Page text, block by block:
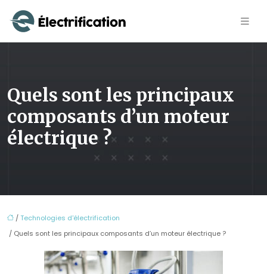
Quels sont les principaux
composants d’un moteur
électrique ?
/Technologies d'électrification
/ Quels sont les principaux composants d’un moteur électrique ?